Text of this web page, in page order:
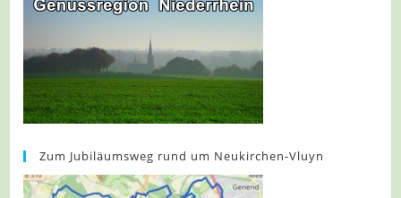
Zum Jubiläumsweg rund um Neukirchen-Vluyn